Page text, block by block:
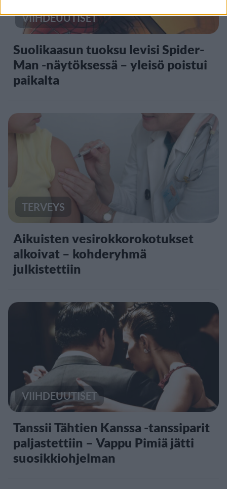
VIIHDEUUTISET
Suolikaasun tuoksu levisi Spider-
Man -näytöksessä – yleisö poistui
paikalta
TERVEYS
Aikuisten vesirokkorokotukset
alkoivat – kohderyhmä
julkistettiin
VIIHDEUUTISET
Tanssii Tähtien Kanssa -tanssiparit
paljastettiin – Vappu Pimiä jätti
suosikkiohjelman